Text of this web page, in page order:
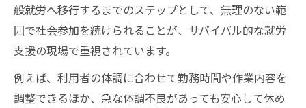
般就労へ移行するまでのステップとして、無理のない範
囲で社会参加を続けられることが、サバイバル的な就労
支援の現場で重視されています。
例えば、利用者の体調に合わせて勤務時間や作業内容を
調整できるほか、急な体調不良があっても安心して休め